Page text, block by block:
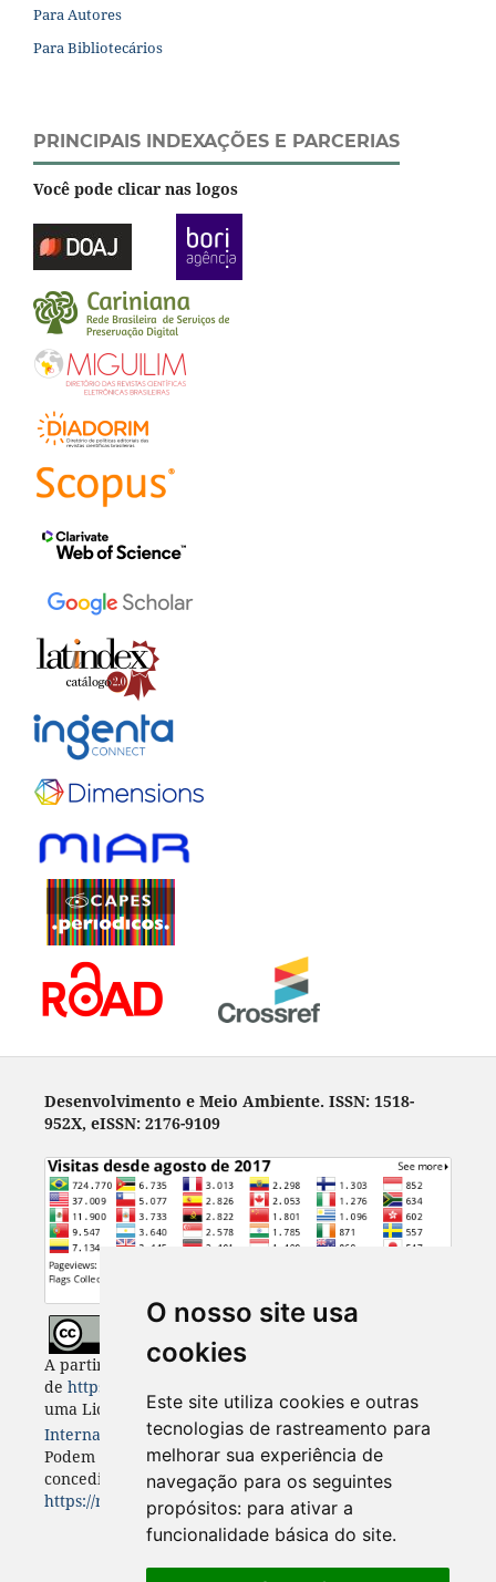
O nosso site usa
cookies
Este site utiliza cookies e outras
tecnologias de rastreamento para
melhorar sua experiência de
navegação para os seguintes
propósitos: para ativar a
funcionalidade básica do site.
Para Autores
Para Bibliotecários
PRINCIPAIS INDEXAÇÕES E PARCERIAS
Você pode clicar nas logos
Desenvolvimento e Meio Ambiente. ISSN: 1518-
952X, eISSN: 2176-9109
A partir de 2023, Desenvolvimento e Meio Ambiente
de https://revistas.ufpr.br/made
uma Licença
Creative Commons - Atribuição 4.0
Internacional . CC BY 4.0
Podem estar disponíveis autorizações adicionais às
concedidas no âmbito desta licença em
https://revistas.ufpr.br/made/about.